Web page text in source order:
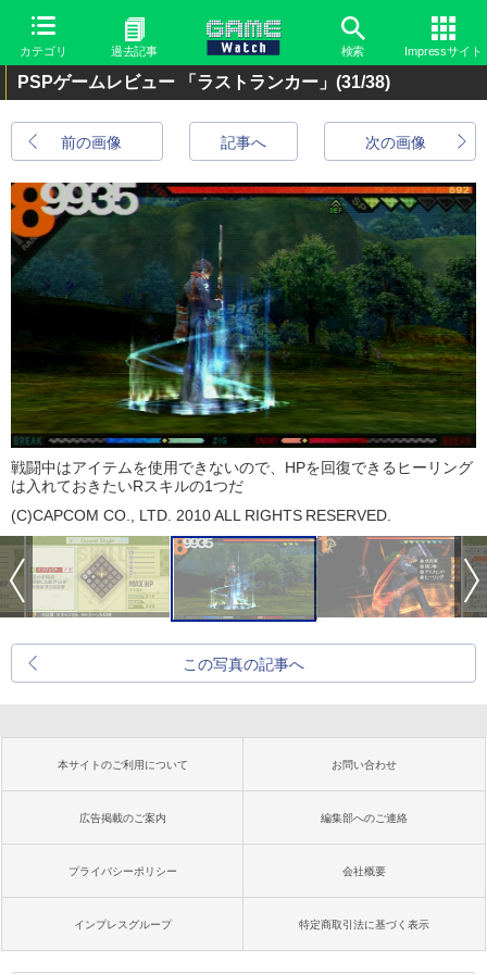
カテゴリ 過去記事 検索 Impressサイト
PSPゲームレビュー 「ラストランカー」 (31/38)
前の画像 次の画像
記事へ
戦闘中はアイテムを使用できないので、HPを回復できるヒーリング
は入れておきたいRスキルの1つだ
(C)CAPCOM CO., LTD. 2010 ALL RIGHTS RESERVED.
この写真の記事へ
本サイトのご利用について お問い合わせ
広告掲載のご案内 編集部へのご連絡
プライバシーポリシー 会社概要
インプレスグループ 特定商取引法に基づく表示